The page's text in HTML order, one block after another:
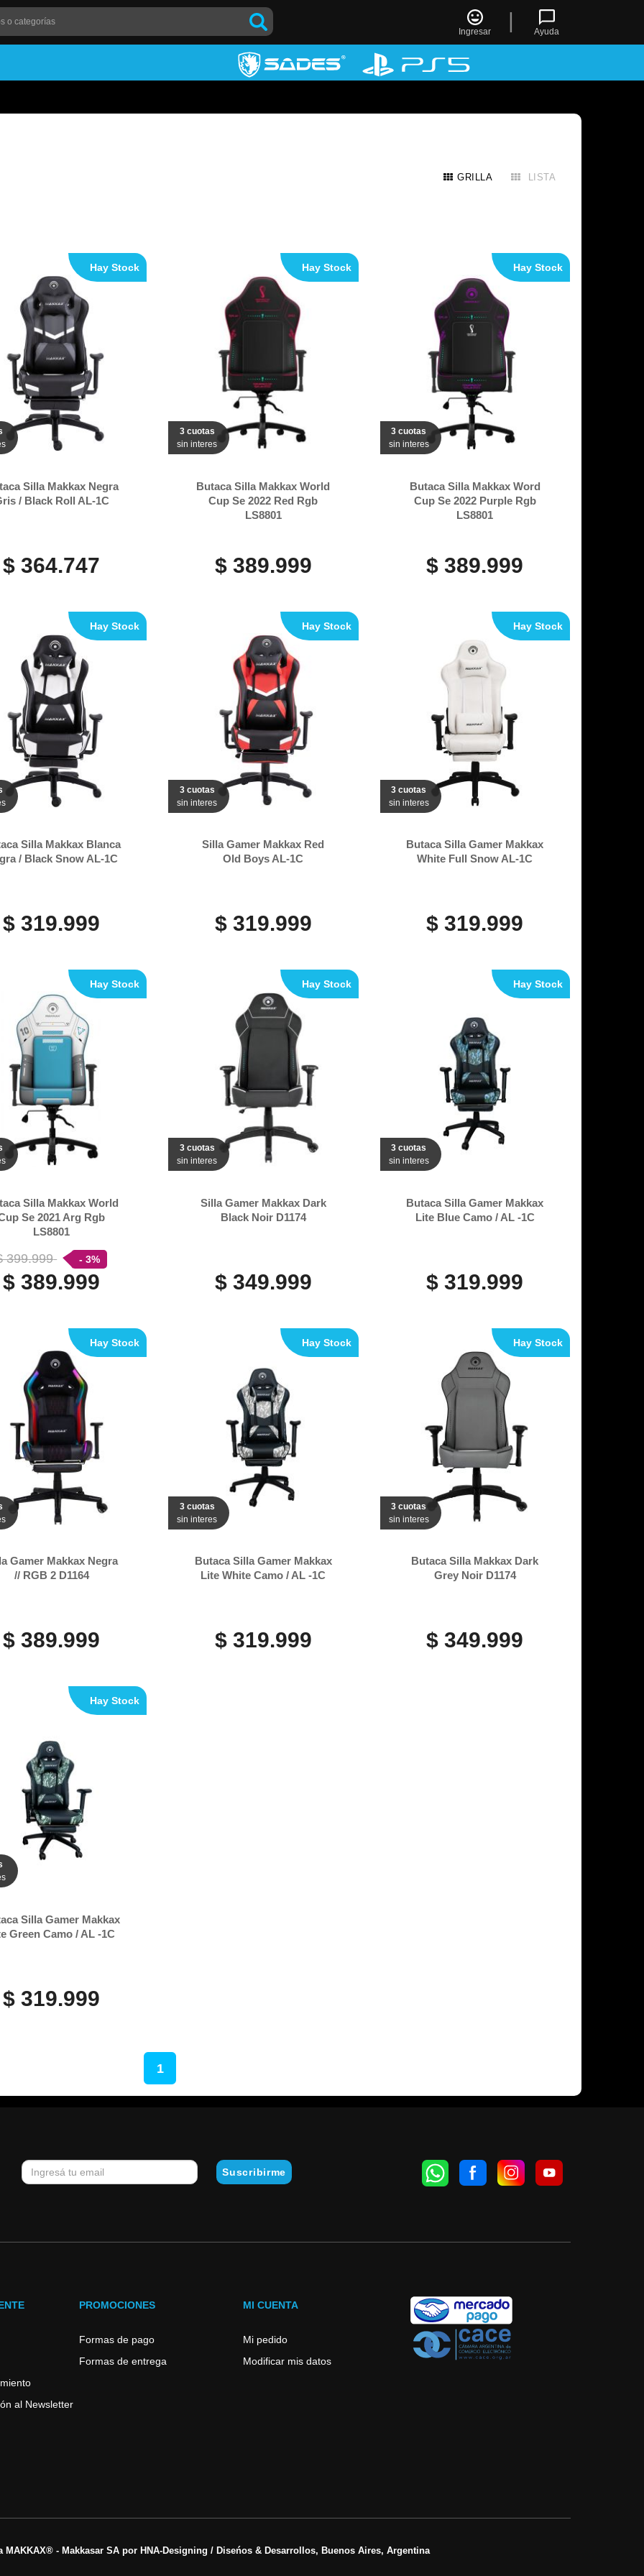
Ingresar | Ayuda
GRILLA LISTA
Silla Makkax Negra
/ Black Roll AL-1C
$ 364.747
Hay Stock
3 cuotas
sin interes
Butaca Silla Makkax World
Cup Se 2022 Red Rgb
LS8801
$ 389.999
Hay Stock
3 cuotas
sin interes
Butaca Silla Makkax Word
Cup Se 2022 Purple Rgb
LS8801
$ 389.999
Hay Stock
Silla Makkax Blanca
/ Black Snow AL-1C
$ 319.999
Hay Stock
3 cuotas
sin interes
Silla Gamer Makkax Red
Old Boys AL-1C
$ 319.999
Hay Stock
3 cuotas
sin interes
Butaca Silla Gamer Makkax
White Full Snow AL-1C
$ 319.999
Hay Stock
Silla Makkax World
Se 2021 Arg Rgb
LS8801
399.999 - 3%
$ 389.999
Hay Stock
3 cuotas
sin interes
Silla Gamer Makkax Dark
Black Noir D1174
$ 349.999
Hay Stock
3 cuotas
sin interes
Butaca Silla Gamer Makkax
Lite Blue Camo / AL -1C
$ 319.999
Hay Stock
Gamer Makkax Negra
// RGB 2 D1164
$ 389.999
Hay Stock
3 cuotas
sin interes
Butaca Silla Gamer Makkax
Lite White Camo / AL -1C
$ 319.999
Hay Stock
3 cuotas
sin interes
Butaca Silla Makkax Dark
Grey Noir D1174
$ 349.999
Hay Stock
Silla Gamer Makkax
Green Camo / AL -1C
$ 319.999
Hay Stock
1
al Newsletter
PROMOCIONES
Formas de pago
Formas de entrega
MI CUENTA
Mi pedido
Modificar mis datos
- Makkasar SA por HNA-Designing / Diseńos & Desarrollos, Buenos Aires, Argentina